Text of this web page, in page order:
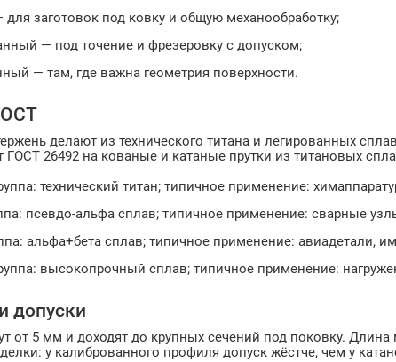
заготовок под ковку и общую механообработку;
— под точение и фрезеровку с допуском;
— там, где важна геометрия поверхности.
делают из технического титана и легированных
ГОСТ 26492 на кованые и катаные прутки из титановых
технический титан; типичное применение:
псевдо-альфа сплав; типичное применение: сварные
альфа+бета сплав; типичное применение: авиадетали,
высокопрочный сплав; типичное применение:
допуски
от 5 мм и доходят до крупных сечений под поковку.
у калиброванного профиля допуск жёстче, чем у